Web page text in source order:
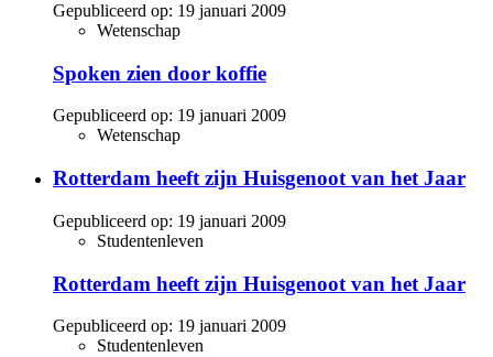
Gepubliceerd op: 19 januari 2009
Wetenschap
Spoken zien door koffie
Gepubliceerd op: 19 januari 2009
Wetenschap
Rotterdam heeft zijn Huisgenoot van het Jaar
Gepubliceerd op: 19 januari 2009
Studentenleven
Rotterdam heeft zijn Huisgenoot van het Jaar
Gepubliceerd op: 19 januari 2009
Studentenleven